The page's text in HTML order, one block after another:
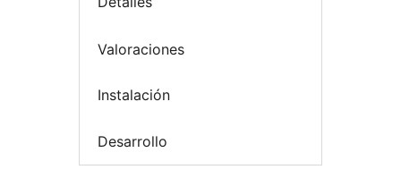
Valoraciones
Instalación
Desarrollo